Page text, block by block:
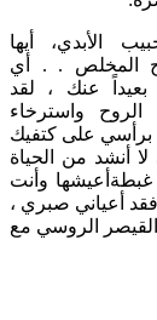
الأبدي، أيها
المخلص . . أي
عنك ، لقد
واسترخاء
على كتفيك
أنشد من الحياة
وأنت
أعياني صبري ،
الروسي مع